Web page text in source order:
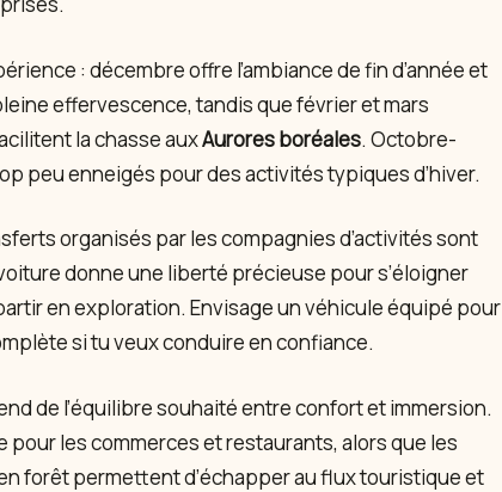
: décembre offre l’ambiance de fin d’année et
effervescence, tandis que février et mars
la chasse auxAurores boréales. Octobre-
peu enneigés pour des activités typiques d’hiver.
organisés par les compagnies d’activités sont
donne une liberté précieuse pour s’éloigner
en exploration. Envisage un véhicule équipé pour
si tu veux conduire en confiance.
de l’équilibre souhaité entre confort et immersion.
les commerces et restaurants, alors que les
forêt permettent d’échapper au flux touristique et